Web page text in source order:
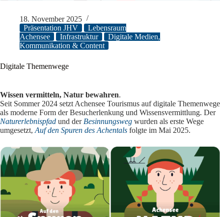
18. November 2025
Präsentation JHV
Lebensraum
Achensee
Infrastruktur
Digitale Medien,
Kommunikation & Content
Digitale Themenwege
Wissen vermitteln, Natur bewahren.
Seit Sommer 2024 setzt Achensee Tourismus auf digitale Themenwege
als moderne Form der Besucherlenkung und Wissensvermittlung. Der
Naturerlebnispfad und der Besinnungsweg wurden als erste Wege
umgesetzt, Auf den Spuren des Achentals folgte im Mai 2025.